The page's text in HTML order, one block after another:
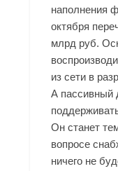
наполнения
октября
млрд руб.
из сети в
А пассивный
Он станет
вопросе
ничего не